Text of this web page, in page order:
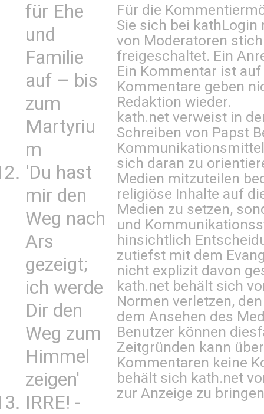
für Ehe
und
Familie
auf – bis
zum
Martyriu
m
'Du hast
mir den
Weg nach
Ars
gezeigt;
ich werde
Dir den
Weg zum
Himmel
zeigen'
IRRE! -
Für die
Sie sich bei kathLogin
von Moderatoren
freigeschaltet. Ein
Ein Kommentar ist
Kommentare geben
Redaktion wieder.
kath.net verweist in
Schreiben von Papst
sich daran zu
Medien mitzuteilen
religiöse Inhalte auf
Medien zu setzen,
und
hinsichtlich
zutiefst mit dem
nicht explizit davon
kath.net behält sich
Normen verletzen,
dem Ansehen des
Benutzer können
Zeitgründen kann
Kommentaren keine
behält sich kath.net
zur Anzeige zu